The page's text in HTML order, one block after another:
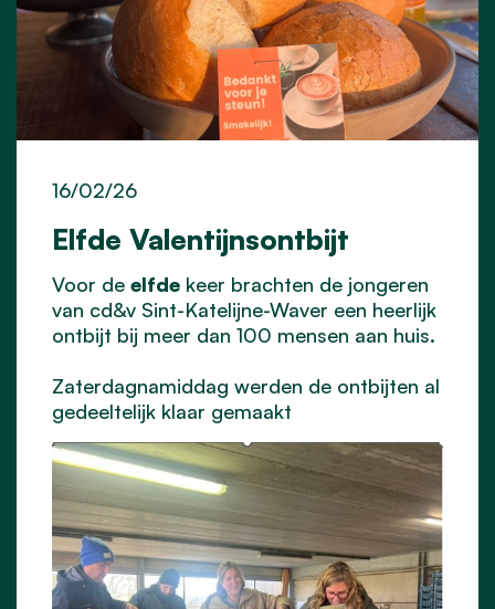
Elfde Valentijnsontbijt
16/02/26
Voor de elfde keer brachten de jongeren
van cd&v Sint-Katelijne-Waver een heerlijk
ontbijt bij meer dan 100 mensen aan huis.
Zaterdagnamiddag werden de ontbijten al
gedeeltelijk klaar gemaakt